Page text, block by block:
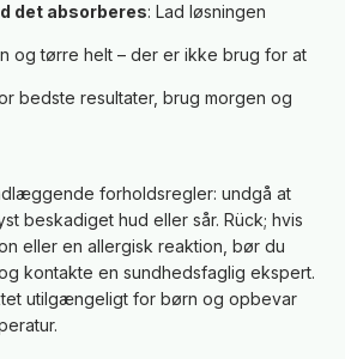
det absorberes: Lad løsningen
og tørre helt – der er ikke brug for at
bedste resultater, brug morgen og
forholdsregler: undgå at
beskadiget hud eller sår. Rück; hvis
eller en allergisk reaktion, bør du
kontakte en sundhedsfaglig ekspert.
utilgængeligt for børn og opbevar